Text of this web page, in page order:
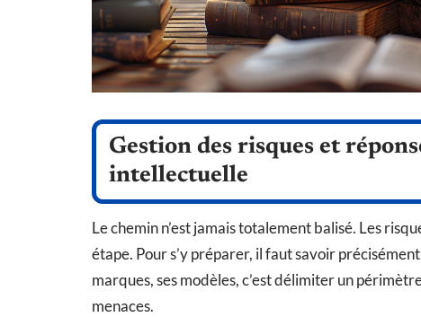
Gestion des risques et
intellectuelle
Le chemin n’est jamais totalement balisé. Les
étape. Pour s’y préparer, il faut savoir
marques, ses modèles, c’est délimiter un
menaces.